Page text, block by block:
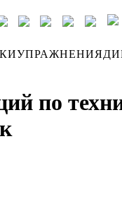
УПРАЖНЕНИЯ
по